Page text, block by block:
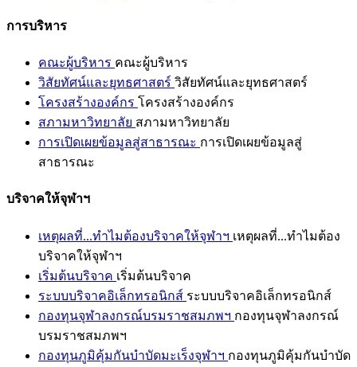
การบริหาร
คณะผู้บริหาร คณะผู้บริหาร
วิสัยทัศน์และยุทธศาสตร์ วิสัยทัศน์และยุทธศาสตร์
โครงสร้างองค์กร โครงสร้างองค์กร
สภามหาวิทยาลัย สภามหาวิทยาลัย
การเปิดเผยข้อมูลสู่สาธารณะ การเปิดเผยข้อมูลสู่
สาธารณะ
บริจาคให้จุฬาฯ
เหตุผลที่...ทำไมต้องบริจาคให้จุฬาฯ เหตุผลที่...ทำไมต้อง
บริจาคให้จุฬาฯ
เริ่มต้นบริจาค เริ่มต้นบริจาค
ระบบบริจาคอิเล็กทรอนิกส์ ระบบบริจาคอิเล็กทรอนิกส์
กองทุนจุฬาลงกรณ์บรมราชสมภพฯ กองทุนจุฬาลงกรณ์
บรมราชสมภพฯ
กองทุนภูมิคุ้มกันบำบัดมะเร็งจุฬาฯ กองทุนภูมิคุ้มกันบำบัด